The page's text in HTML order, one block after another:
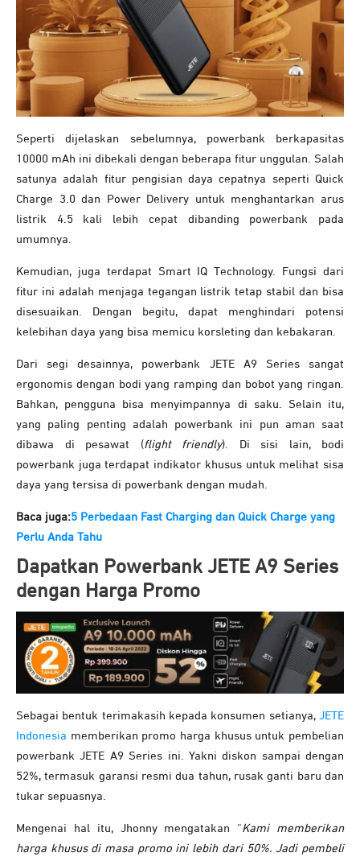
Seperti dijelaskan sebelumnya, powerbank berkapasitas
10000 mAh ini dibekali dengan beberapa fitur unggulan. Salah
satunya adalah fitur pengisian daya cepatnya seperti Quick
Charge 3.0 dan Power Delivery untuk menghantarkan arus
listrik 4.5 kali lebih cepat dibanding powerbank pada
umumnya.
Kemudian, juga terdapat Smart IQ Technology. Fungsi dari
fitur ini adalah menjaga tegangan listrik tetap stabil dan bisa
disesuaikan. Dengan begitu, dapat menghindari potensi
kelebihan daya yang bisa memicu korsleting dan kebakaran.
Dari segi desainnya, powerbank JETE A9 Series sangat
ergonomis dengan bodi yang ramping dan bobot yang ringan.
Bahkan, pengguna bisa menyimpannya di saku. Selain itu,
yang paling penting adalah powerbank ini pun aman saat
dibawa di pesawat (flight friendly). Di sisi lain, bodi
powerbank juga terdapat indikator khusus untuk melihat sisa
daya yang tersisa di powerbank dengan mudah.
Baca juga:5 Perbedaan Fast Charging dan Quick Charge yang
Perlu Anda Tahu
Dapatkan Powerbank JETE A9 Series
dengan Harga Promo
Sebagai bentuk terimakasih kepada konsumen setianya, JETE
Indonesia memberikan promo harga khusus untuk pembelian
powerbank JETE A9 Series ini. Yakni diskon sampai dengan
52%, termasuk garansi resmi dua tahun, rusak ganti baru dan
tukar sepuasnya.
Mengenai hal itu, Jhonny mengatakan “Kami memberikan
harga khusus di masa promo ini lebih dari 50%. Jadi pembeli